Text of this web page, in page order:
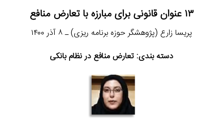
۱۳ عنوان قانونی برای مبارزه با تعارض منافع
پریسا زارع (پژوهشگر حوزه برنامه ریزی) ـ ۸ آذر ۱۴۰۰
دسته بندی: تعارض منافع در نظام بانکی